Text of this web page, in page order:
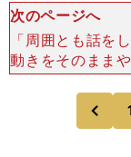
次のページへ
「周囲とも話を
動きをそのまま
ゃないか、とい
分なりに立てた
前